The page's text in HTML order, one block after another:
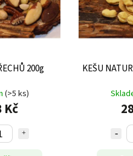
200g
(>5 ks)
Kč
KEŠU